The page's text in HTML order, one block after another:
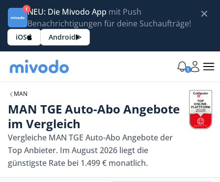
1NEU: Die Mivodo App mit Push
Benachrichtigungen für deine Suchaufträge!
iOS Android
1
MAN
MAN TGE Auto-Abo Angebote
im Vergleich
Vergleiche MAN TGE Auto-Abo Angebote der
Top Anbieter. Im August 2026 liegt die
günstigste Rate bei 1.499 € monatlich.